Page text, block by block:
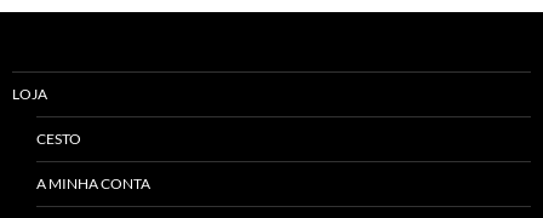
LOJA
CESTO
A MINHA CONTA